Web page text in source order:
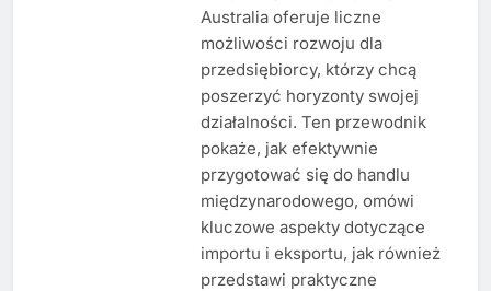
Australia oferuje liczne
możliwości rozwoju dla
przedsiębiorcy, którzy chcą
poszerzyć horyzonty swojej
działalności. Ten przewodnik
pokaże, jak efektywnie
przygotować się do handlu
międzynarodowego, omówi
kluczowe aspekty dotyczące
importu i eksportu, jak również
przedstawi praktyczne